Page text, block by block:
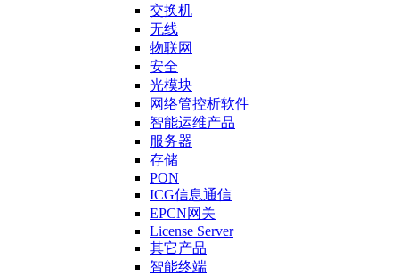
交换机
无线
物联网
安全
光模块
网络管控析软件
智能运维产品
服务器
存储
PON
ICG信息通信
EPCN网关
License Server
其它产品
智能终端